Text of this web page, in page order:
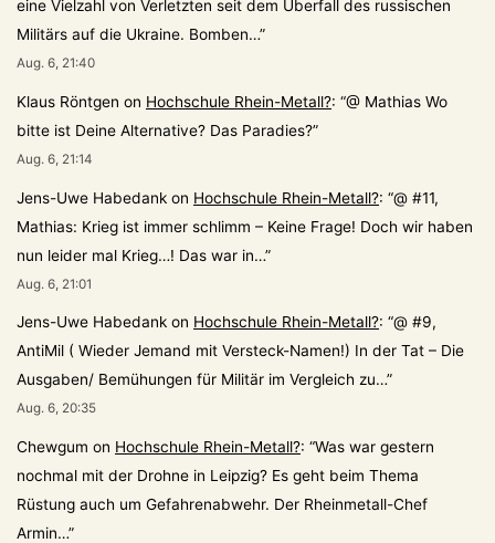
eine Vielzahl von Verletzten seit dem Überfall des russischen
Militärs auf die Ukraine. Bomben…”
Aug. 6, 21:40
Klaus Röntgen on Hochschule Rhein-Metall?: “@ Mathias Wo
bitte ist Deine Alternative? Das Paradies?”
Aug. 6, 21:14
Jens-Uwe Habedank on Hochschule Rhein-Metall?: “@ #11,
Mathias: Krieg ist immer schlimm – Keine Frage! Doch wir haben
nun leider mal Krieg…! Das war in…”
Aug. 6, 21:01
Jens-Uwe Habedank on Hochschule Rhein-Metall?: “@ #9,
AntiMil ( Wieder Jemand mit Versteck-Namen!) In der Tat – Die
Ausgaben/ Bemühungen für Militär im Vergleich zu…”
Aug. 6, 20:35
Chewgum on Hochschule Rhein-Metall?: “Was war gestern
nochmal mit der Drohne in Leipzig? Es geht beim Thema
Rüstung auch um Gefahrenabwehr. Der Rheinmetall-Chef
Armin…”